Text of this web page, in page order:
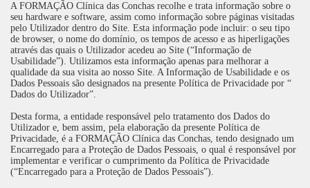
A FORMAÇÃO Clínica das Conchas recolhe e trata informação sobre o
seu hardware e software, assim como informação sobre páginas visitadas
pelo Utilizador dentro do Site. Esta informação pode incluir: o seu tipo
de browser, o nome do domínio, os tempos de acesso e as hiperligações
através das quais o Utilizador acedeu ao Site (“Informação de
Usabilidade”). Utilizamos esta informação apenas para melhorar a
qualidade da sua visita ao nosso Site. A Informação de Usabilidade e os
Dados Pessoais são designados na presente Política de Privacidade por “
Dados do Utilizador”.
Desta forma, a entidade responsável pelo tratamento dos Dados do
Utilizador e, bem assim, pela elaboração da presente Política de
Privacidade, é a FORMAÇÃO Clínica das Conchas, tendo designado um
Encarregado para a Proteção de Dados Pessoais, o qual é responsável por
implementar e verificar o cumprimento da Política de Privacidade
(“Encarregado para a Proteção de Dados Pessoais”).